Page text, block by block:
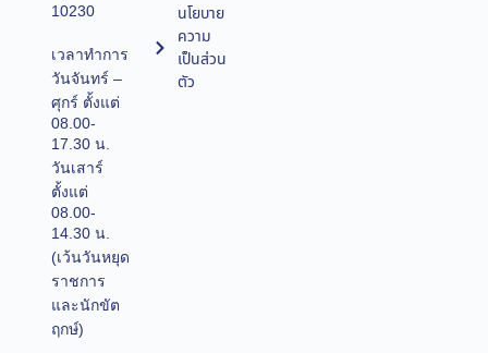
10230
เวลาทำการ
วันจันทร์ –
ศุกร์ ตั้งแต่
08.00-
17.30 น.
วันเสาร์
ตั้งแต่
08.00-
14.30 น.
(เว้นวันหยุด
ราชการ
และนักขัต
ฤกษ์)
นโยบาย
ความ
เป็นส่วน
ตัว